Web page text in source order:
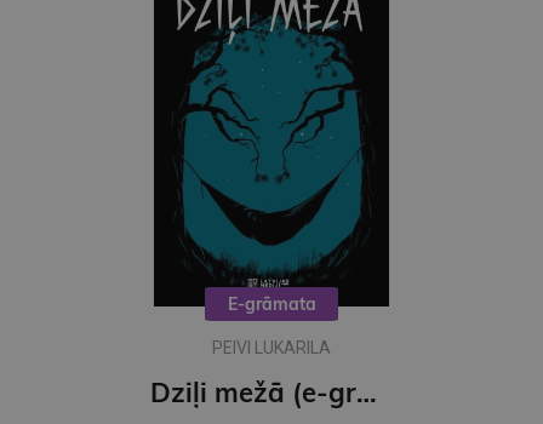
E-grāmata
PEIVI LUKARILA
Dziļi mežā (e-grāmata)